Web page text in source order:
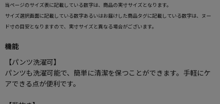
当ページのサイズ表に記載している数字は、商品の実寸サイズとなります。
サイズ選択画面に記載している数字あるいはお届けした商品タグに記載している数字は、ヌー
ド寸の目安となりますので、実寸サイズと異なる場合がございます。
機能
【パンツ洗濯可】
パンツも洗濯可能で、簡単に清潔を保つことができます。手軽にケ
アできる点が便利です。